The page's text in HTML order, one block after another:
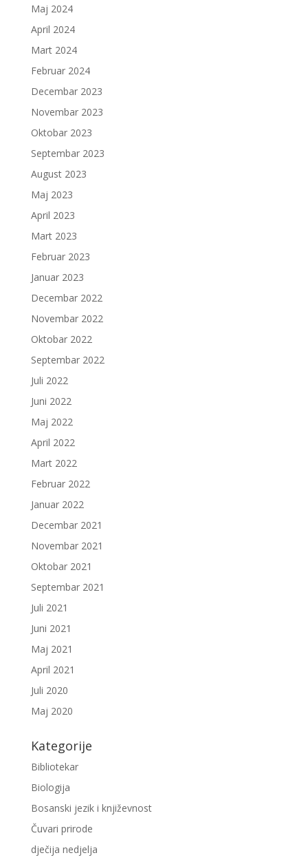
Maj 2024
April 2024
Mart 2024
Februar 2024
Decembar 2023
Novembar 2023
Oktobar 2023
Septembar 2023
August 2023
Maj 2023
April 2023
Mart 2023
Februar 2023
Januar 2023
Decembar 2022
Novembar 2022
Oktobar 2022
Septembar 2022
Juli 2022
Juni 2022
Maj 2022
April 2022
Mart 2022
Februar 2022
Januar 2022
Decembar 2021
Novembar 2021
Oktobar 2021
Septembar 2021
Juli 2021
Juni 2021
Maj 2021
April 2021
Juli 2020
Maj 2020
Kategorije
Bibliotekar
Biologija
Bosanski jezik i književnost
Čuvari prirode
dječija nedjelja